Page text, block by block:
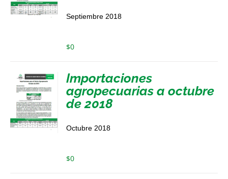
Septiembre 2018
$0
Importaciones
agropecuarias a octubre
de 2018
Octubre 2018
$0